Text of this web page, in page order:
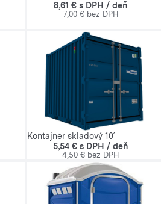
8,61 € s DPH / deň
7,00 € bez DPH
Kontajner skladový 10´
5,54 € s DPH / deň
4,50 € bez DPH